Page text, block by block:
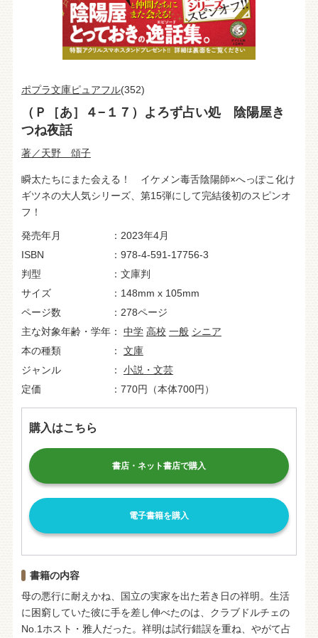
ポプラ文庫ピュアフル(352)
（Ｐ［あ］４−１７）よろず占い処 陰陽屋き
つね夜話
著／天野 頌子
瞬太たちにまた会える！ イケメン毒舌陰陽師×へっぽこ化け
ギツネの大人気シリーズ、第15弾にして完結後初のスピンオ
フ！
発売年月
2023年4月
ISBN
978-4-591-17756-3
判型
文庫判
サイズ
148mm x 105mm
ページ数
278ページ
主な対象年齢・学年
中学 高校 一般 シニア
本の種類
文庫
ジャンル
小説・文芸
定価
770円（本体700円）
購入はこちら
書店・ネット書店で購入
電子書籍を購入
書籍の内容
母の悪行に耐えかね、国立の実家を出た若き日の祥明。生活
に困窮していた彼に手を差し伸べたのは、クラブドルチェの
No.1ホスト・雅人だった。祥明は試行錯誤を重ね、やがて占